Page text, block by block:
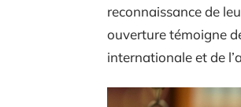
reconnaissance de
ouverture témoigne
internationale et de